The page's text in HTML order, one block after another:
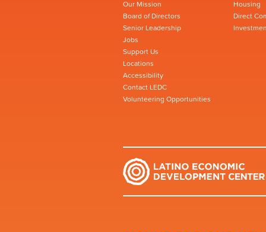
Our Mission
Board of Directors
Senior Leadership
Jobs
Support Us
Locations
Accessibility
Contact LEDC
Volunteering Opportunities
Housing
Direct